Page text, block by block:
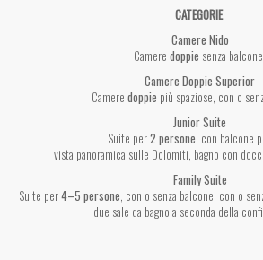
CATEGORIE
Camere Nido
Camere doppie senza
Camere Doppie Superior
Camere doppie più spaziose, con o
Junior Suite
Suite per2 persone, con balcone
vista panoramica sulle Dolomiti, bagno con
Family Suite
Suite per4–5 persone, con o senza balcone, con o
due sale da bagno a seconda della